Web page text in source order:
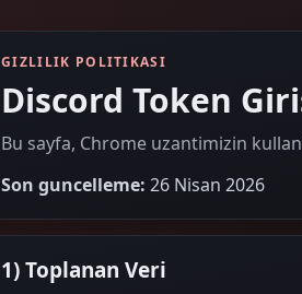
GIZLILIK POLITIKASI
Discord Token
Bu sayfa, Chrome uzantimizin
Son guncelleme: 26 Nisan 2026
1) Toplanan Veri